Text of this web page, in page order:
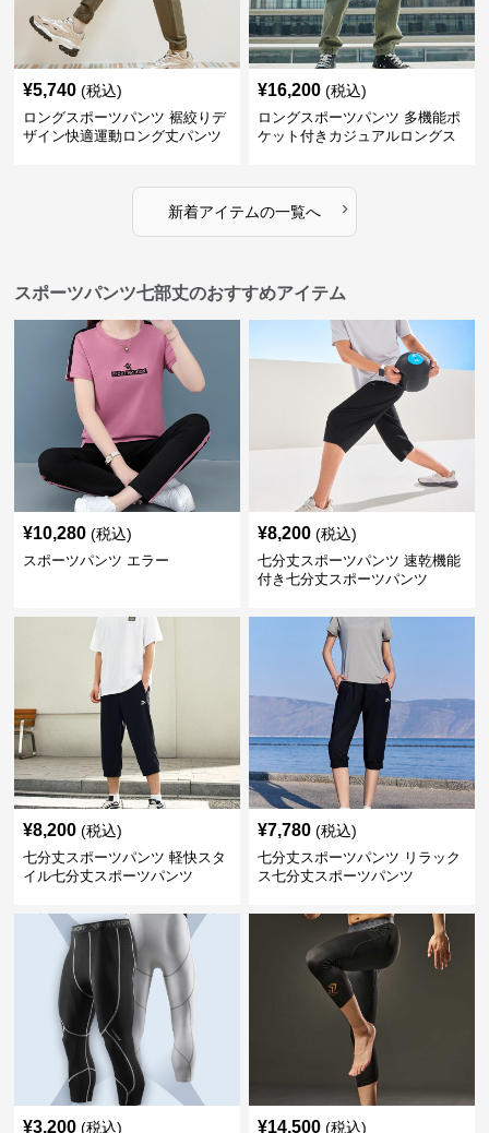
¥5,740 (税込)
ロングスポーツパンツ 裾絞りデ
ザイン快適運動ロング丈パンツ
¥16,200 (税込)
ロングスポーツパンツ 多機能ポ
ケット付きカジュアルロングス
新着アイテムの一覧へ ›
スポーツパンツ七部丈のおすすめアイテム
¥10,280 (税込)
スポーツパンツ エラー
¥8,200 (税込)
七分丈スポーツパンツ 速乾機能
付き七分丈スポーツパンツ
¥8,200 (税込)
七分丈スポーツパンツ 軽快スタ
イル七分丈スポーツパンツ
¥7,780 (税込)
七分丈スポーツパンツ リラック
ス七分丈スポーツパンツ
¥3,200 (税込) ¥14,500 (税込)